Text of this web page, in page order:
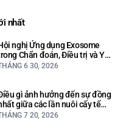
nhất
nghị Ứng dụng Exosome
Chẩn đoán, Điều trị và Y
Thẩm mỹ
6 30, 2026
gì ảnh hưởng đến sự đồng
giữa các lần nuôi cấy tế
7 20, 2026